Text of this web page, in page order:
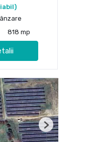
818 mp
Next